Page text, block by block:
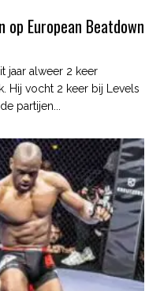
op European Beatdown
jaar alweer 2 keer
Hij vocht 2 keer bij Levels
partijen...